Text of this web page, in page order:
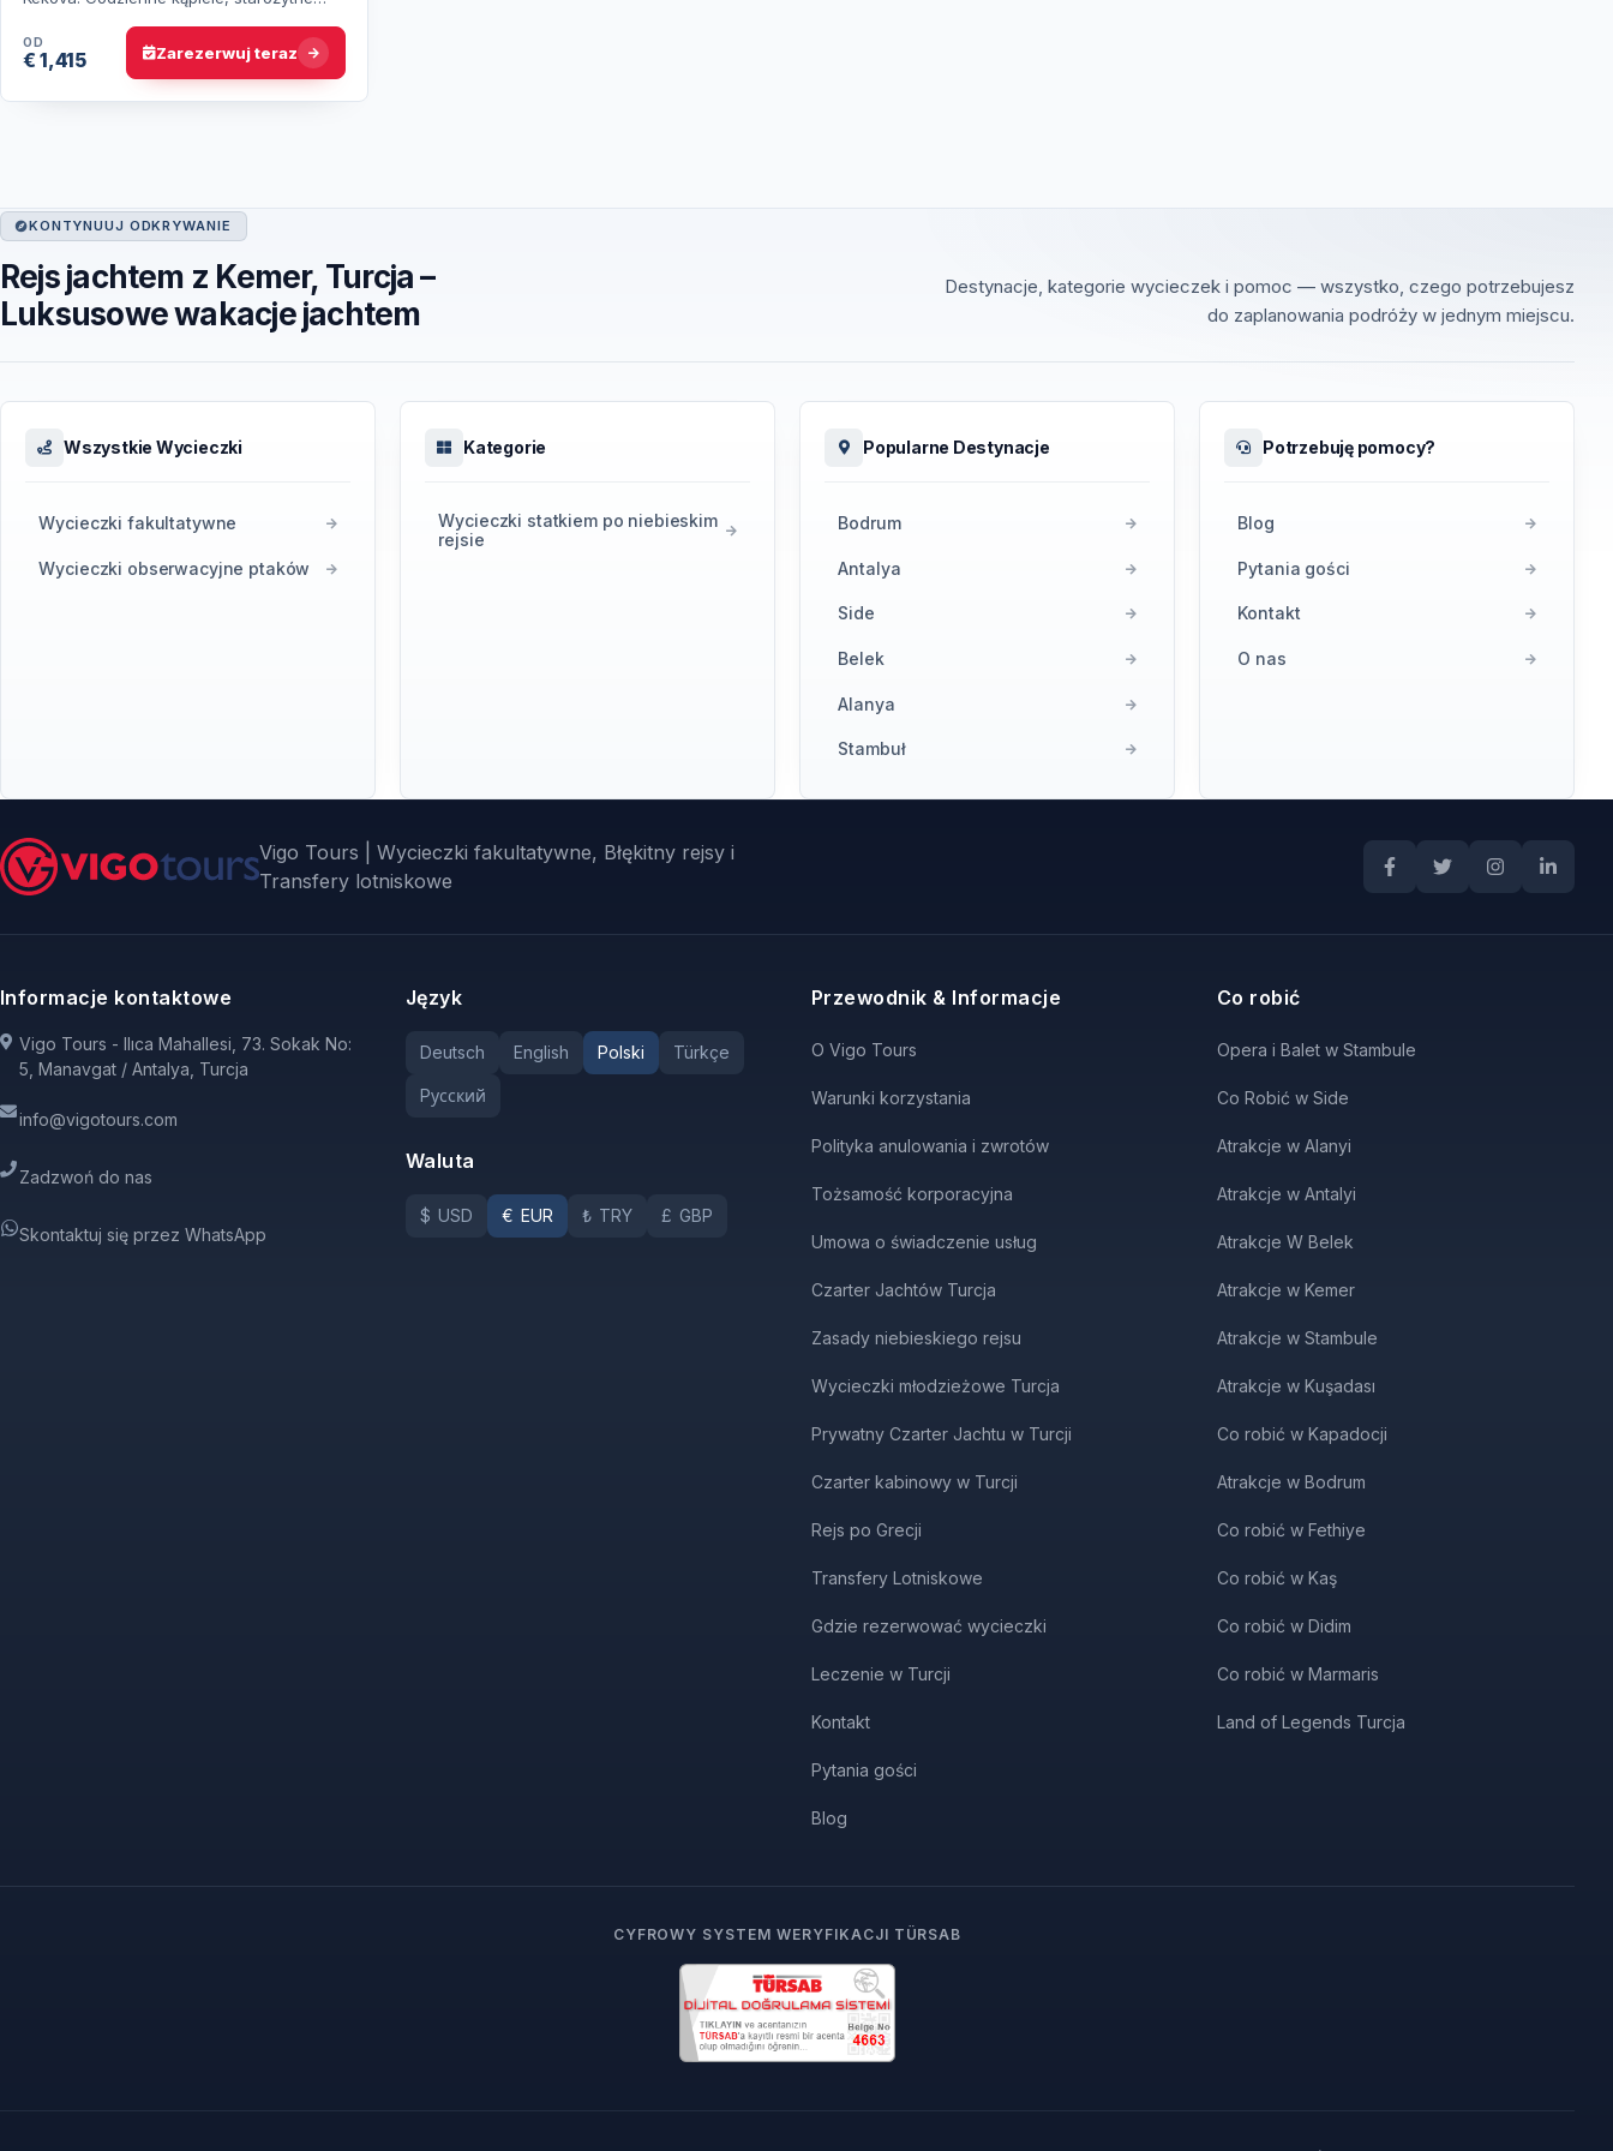
współdzielony, stały program tygo…
OD
€ 1,415 Zarezerwuj teraz
KONTYNUUJ ODKRYWANIE
Rejs jachtem z Kemer, Turcja –
Luksusowe wakacje jachtem
Destynacje, kategorie wycieczek i pomoc — wszystko, czego potrzebujesz
do zaplanowania podróży w jednym miejscu.
Wszystkie Wycieczki
Wycieczki fakultatywne
Wycieczki obserwacyjne ptaków
Kategorie
Wycieczki statkiem po niebieskim
rejsie
Popularne Destynacje
Bodrum
Antalya
Side
Belek
Alanya
Stambuł
Potrzebuję pomocy?
Blog
Pytania gości
Kontakt
O nas
Vigo Tours | Wycieczki fakultatywne, Błękitny rejsy i
Transfery lotniskowe
Informacje kontaktowe
Vigo Tours - Ilıca Mahallesi, 73. Sokak No:
5, Manavgat / Antalya, Turcja
info@vigotours.com
Zadzwoń do nas
Skontaktuj się przez WhatsApp
Język
Deutsch English Polski Türkçe
Pусский
Waluta
$ USD € EUR ₺ TRY £ GBP
Przewodnik & Informacje
O Vigo Tours
Warunki korzystania
Polityka anulowania i zwrotów
Tożsamość korporacyjna
Umowa o świadczenie usług
Czarter Jachtów Turcja
Zasady niebieskiego rejsu
Wycieczki młodzieżowe Turcja
Prywatny Czarter Jachtu w Turcji
Czarter kabinowy w Turcji
Rejs po Grecji
Transfery Lotniskowe
Gdzie rezerwować wycieczki
Leczenie w Turcji
Kontakt
Pytania gości
Blog
Co robić
Opera i Balet w Stambule
Co Robić w Side
Atrakcje w Alanyi
Atrakcje w Antalyi
Atrakcje W Belek
Atrakcje w Kemer
Atrakcje w Stambule
Atrakcje w Kuşadası
Co robić w Kapadocji
Atrakcje w Bodrum
Co robić w Fethiye
Co robić w Kaş
Co robić w Didim
Co robić w Marmaris
Land of Legends Turcja
CYFROWY SYSTEM WERYFIKACJI TÜRSAB